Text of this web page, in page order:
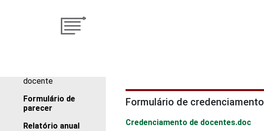
docente
Formulário de
parecer
Relatório anual
Formulário de credenciamento
Credenciamento de docentes.doc